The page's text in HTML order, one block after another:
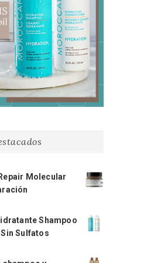
Molecular
Shampoo
Sulfatos